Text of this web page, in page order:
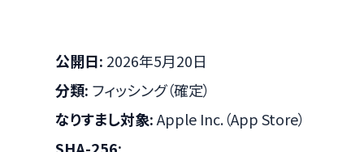
公開日: 2026年5月20日
分類: フィッシング（確定）
なりすまし対象:Apple Inc.（App Store）